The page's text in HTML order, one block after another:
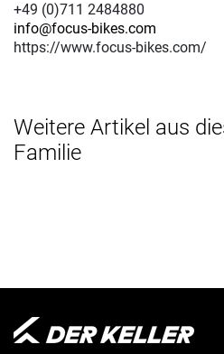
+49 (0)711 2484880
info@focus-bikes.com
https://www.focus-bikes.com/
Weitere Artikel aus
Familie